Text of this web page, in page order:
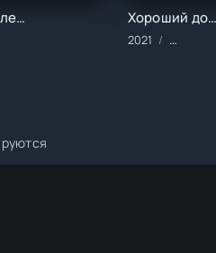
Музыкальные/Приключения/
То самое лето ()
2022 год/Зарубежные/Драма/
Хороший дом ()
2021